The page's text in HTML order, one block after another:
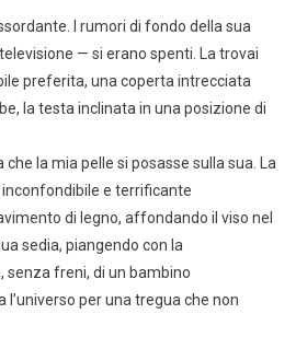
I rumori di fondo della sua
— si erano spenti. La trovai
preferita, una coperta intrecciata
la testa inclinata in una posizione di
la mia pelle si posasse sulla sua. La
e terrificante
di legno, affondando il viso nel
sedia, piangendo con la
freni, di un bambino
per una tregua che non